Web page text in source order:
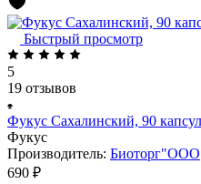
Быстрый просмотр
5
19 отзывов
Фукус Сахалинский, 90 капсул
Фукус
Производитель: Биоторг"ООО
690 ₽